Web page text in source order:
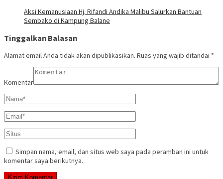
‎Aksi Kemanusiaan Hj. Rifandi Andika Malibu Salurkan Bantuan
Sembako di Kampung Balane
Tinggalkan Balasan
Alamat email Anda tidak akan dipublikasikan. Ruas yang wajib ditandai *
Komentar
Simpan nama, email, dan situs web saya pada peramban ini untuk
komentar saya berikutnya.